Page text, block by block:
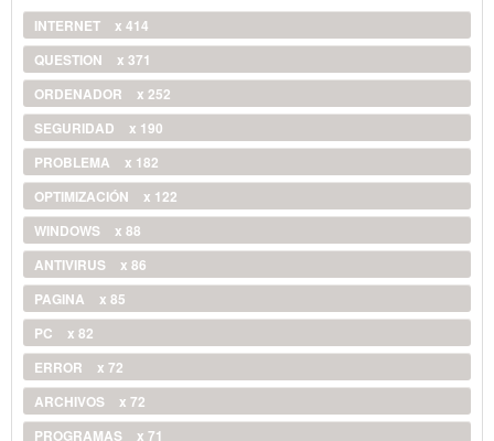
INTERNET
x 414
QUESTION
x 371
ORDENADOR
x 252
SEGURIDAD
x 190
PROBLEMA
x 182
OPTIMIZACIÓN
x 122
WINDOWS
x 88
ANTIVIRUS
x 86
PAGINA
x 85
PC
x 82
ERROR
x 72
ARCHIVOS
x 72
PROGRAMAS
x 71